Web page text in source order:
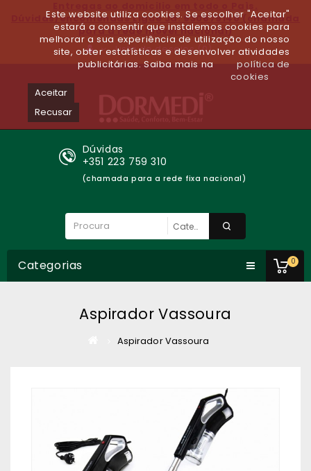
Dúvidas/encomendas Ligue Já: 930679140 (chamada
para a rede móvel nacional)
Lista de desejos (0)
0
Dúvidas
+351 223 759 310
(chamada para a rede fixa nacional)
Categorias
Aspirador Vassoura
Aspirador Vassoura
Este website utiliza cookies. Se escolher "Aceitar"
estará a consentir que instalemos cookies para
melhorar a sua experiência de utilização do nosso
site, obter estatísticas e desenvolver atividades
publicitárias. Saiba mais na
política de
cookies
Aceitar
Recusar